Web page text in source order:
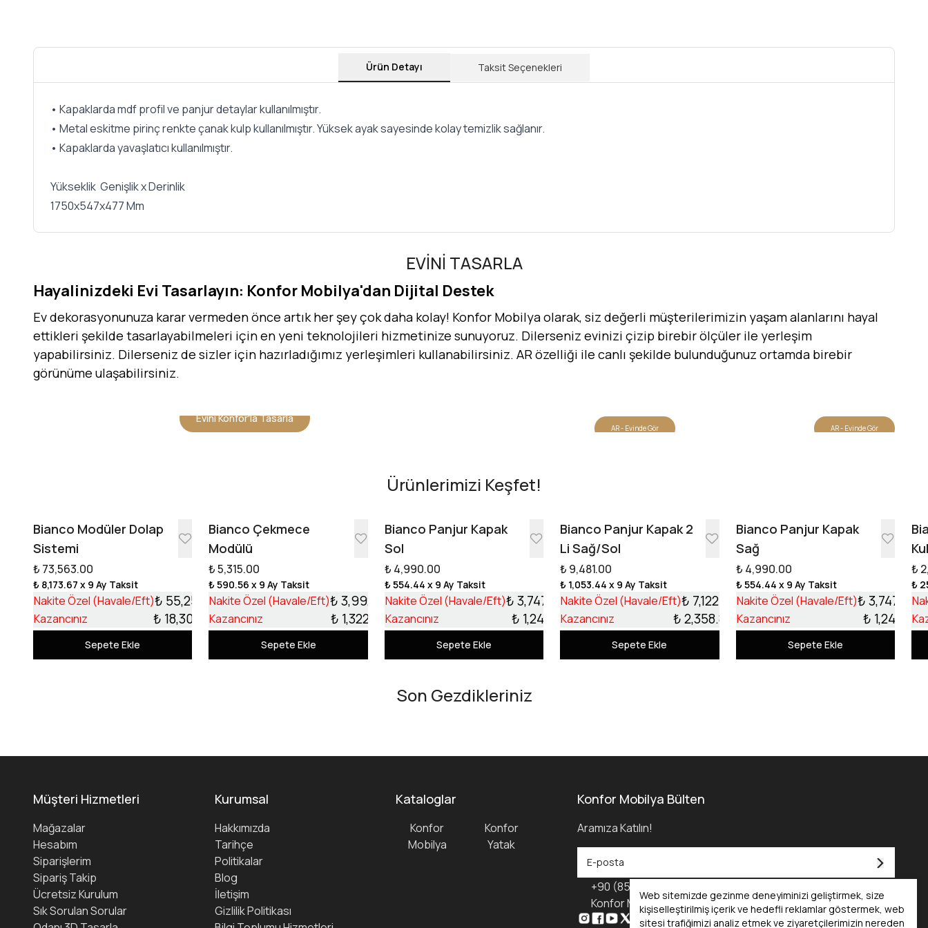
Web sitemizde gezinme deneyiminizi geliştirmek, size
kişiselleştirilmiş içerik ve hedefli reklamlar göstermek, web
sitesi trafiğimizi analiz etmek ve ziyaretçilerimizin nereden
Ürün Detayı Taksit Seçenekleri
• Kapaklarda mdf profil ve panjur detaylar kullanılmıştır.
• Metal eskitme pirinç renkte çanak kulp kullanılmıştır. Yüksek ayak sayesinde kolay temizlik sağlanır.
• Kapaklarda yavaşlatıcı kullanılmıştır.
Yükseklik Genişlik x Derinlik
1750x547x477 Mm
EVİNİ TASARLA
Hayalinizdeki Evi Tasarlayın: Konfor Mobilya'dan Dijital Destek
Ev dekorasyonunuza karar vermeden önce artık her şey çok daha kolay! Konfor Mobilya olarak, siz değerli müşterilerimizin yaşam alanlarını hayal
ettikleri şekilde tasarlayabilmeleri için en yeni teknolojileri hizmetinize sunuyoruz. Dilerseniz evinizi çizip birebir ölçüler ile yerleşim
yapabilirsiniz. Dilerseniz de sizler için hazırladığımız yerleşimleri kullanabilirsiniz. AR özelliği ile canlı şekilde bulunduğunuz ortamda birebir
görünüme ulaşabilirsiniz.
Evini Konfor'la Tasarla
AR - Evinde Gör AR - Evinde Gör
Ürünlerimizi Keşfet!
Bianco Modüler Dolap
Sistemi
₺ 73,563.00
₺ 8,173.67 x 9 Ay Taksit
Nakite Özel (Havale/Eft)₺ 55,253.17
Kazancınız ₺ 18,309.83
Sepete Ekle
Bianco Çekmece
Modülü
₺ 5,315.00
₺ 590.56 x 9 Ay Taksit
Nakite Özel (Havale/Eft)₺ 3,992.10
Kazancınız ₺ 1,322.90
Sepete Ekle
Bianco Panjur Kapak
Sol
₺ 4,990.00
₺ 554.44 x 9 Ay Taksit
Nakite Özel (Havale/Eft)₺ 3,747.99
Kazancınız ₺ 1,242.01
Sepete Ekle
Bianco Panjur Kapak 2
Li Sağ/Sol
₺ 9,481.00
₺ 1,053.44 x 9 Ay Taksit
Nakite Özel (Havale/Eft)₺ 7,122.13
Kazancınız ₺ 2,358.87
Sepete Ekle
Bianco Panjur Kapak
Sağ
₺ 4,990.00
₺ 554.44 x 9 Ay Taksit
Nakite Özel (Havale/Eft)₺ 3,747.99
Kazancınız ₺ 1,242.01
Sepete Ekle
₺
₺
Son Gezdikleriniz
Müşteri Hizmetleri
Mağazalar
Hesabım
Siparişlerim
Sipariş Takip
Ücretsiz Kurulum
Sık Sorulan Sorular
Kurumsal
Hakkımızda
Tarihçe
Politikalar
Blog
İletişim
Gizlilik Politikası
Kataloglar
Konfor
Mobilya
Konfor
Yatak
Konfor Mobilya Bülten
Aramıza Katılın!
+90 (850) 455 0 232
Konfor Mobilya Kataloğu - 2025